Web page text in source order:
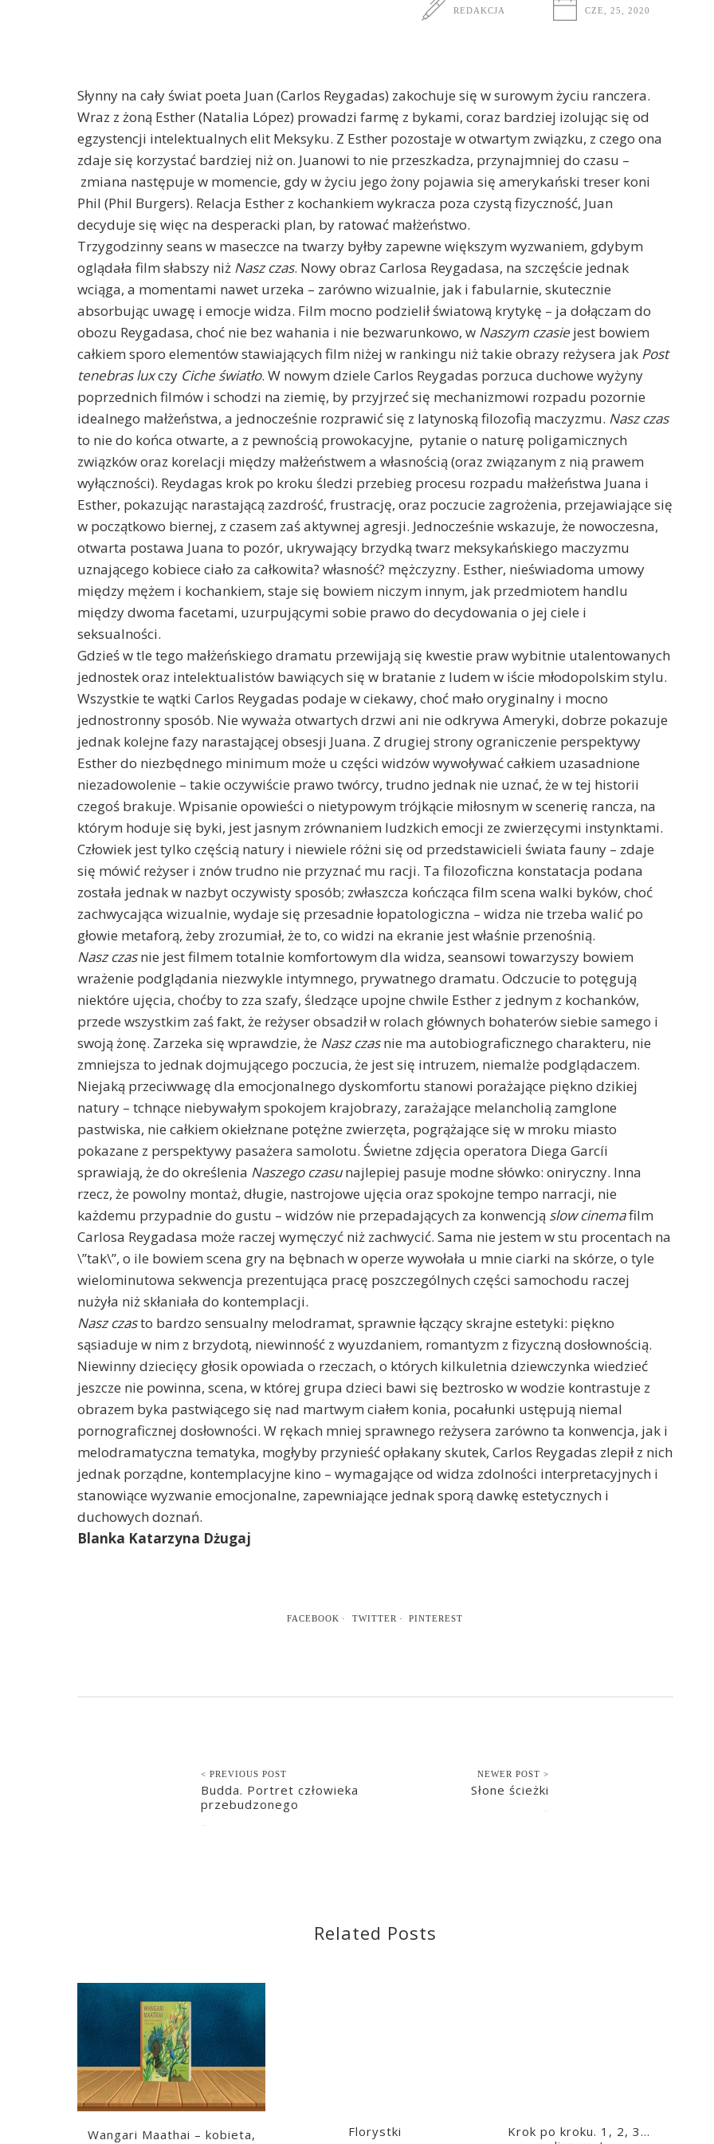
REDAKCJA CZE, 25, 2020
Słynny na cały świat poeta Juan (Carlos Reygadas) zakochuje się w surowym życiu ranczera.
Wraz z żoną Esther (Natalia López) prowadzi farmę z bykami, coraz bardziej izolując się od
egzystencji intelektualnych elit Meksyku. Z Esther pozostaje w otwartym związku, z czego ona
zdaje się korzystać bardziej niż on. Juanowi to nie przeszkadza, przynajmniej do czasu –
zmiana następuje w momencie, gdy w życiu jego żony pojawia się amerykański treser koni
Phil (Phil Burgers). Relacja Esther z kochankiem wykracza poza czystą fizyczność, Juan
decyduje się więc na desperacki plan, by ratować małżeństwo.
Trzygodzinny seans w maseczce na twarzy byłby zapewne większym wyzwaniem, gdybym
oglądała film słabszy niż Nasz czas. Nowy obraz Carlosa Reygadasa, na szczęście jednak
wciąga, a momentami nawet urzeka – zarówno wizualnie, jak i fabularnie, skutecznie
absorbując uwagę i emocje widza. Film mocno podzielił światową krytykę – ja dołączam do
obozu Reygadasa, choć nie bez wahania i nie bezwarunkowo, w Naszym czasie jest bowiem
całkiem sporo elementów stawiających film niżej w rankingu niż takie obrazy reżysera jak Post
tenebras luxczy Ciche światło. W nowym dziele Carlos Reygadas porzuca duchowe wyżyny
poprzednich filmów i schodzi na ziemię, by przyjrzeć się mechanizmowi rozpadu pozornie
idealnego małżeństwa, a jednocześnie rozprawić się z latynoską filozofią maczyzmu. Nasz czas
to nie do końca otwarte, a z pewnością prowokacyjne, pytanie o naturę poligamicznych
związków oraz korelacji między małżeństwem a własnością (oraz związanym z nią prawem
wyłączności). Reydagas krok po kroku śledzi przebieg procesu rozpadu małżeństwa Juana i
Esther, pokazując narastającą zazdrość, frustrację, oraz poczucie zagrożenia, przejawiające się
w początkowo biernej, z czasem zaś aktywnej agresji. Jednocześnie wskazuje, że nowoczesna,
otwarta postawa Juana to pozór, ukrywający brzydką twarz meksykańskiego maczyzmu
uznającego kobiece ciało za całkowita? własność? mężczyzny. Esther, nieświadoma umowy
między mężem i kochankiem, staje się bowiem niczym innym, jak przedmiotem handlu
między dwoma facetami, uzurpującymi sobie prawo do decydowania o jej ciele i
seksualności.
Gdzieś w tle tego małżeńskiego dramatu przewijają się kwestie praw wybitnie utalentowanych
jednostek oraz intelektualistów bawiących się w bratanie z ludem w iście młodopolskim stylu.
Wszystkie te wątki Carlos Reygadas podaje w ciekawy, choć mało oryginalny i mocno
jednostronny sposób. Nie wyważa otwartych drzwi ani nie odkrywa Ameryki, dobrze pokazuje
jednak kolejne fazy narastającej obsesji Juana. Z drugiej strony ograniczenie perspektywy
Esther do niezbędnego minimum może u części widzów wywoływać całkiem uzasadnione
niezadowolenie – takie oczywiście prawo twórcy, trudno jednak nie uznać, że w tej historii
czegoś brakuje. Wpisanie opowieści o nietypowym trójkącie miłosnym w scenerię rancza, na
którym hoduje się byki, jest jasnym zrównaniem ludzkich emocji ze zwierzęcymi instynktami.
Człowiek jest tylko częścią natury i niewiele różni się od przedstawicieli świata fauny – zdaje
się mówić reżyser i znów trudno nie przyznać mu racji. Ta filozoficzna konstatacja podana
została jednak w nazbyt oczywisty sposób; zwłaszcza kończąca film scena walki byków, choć
zachwycająca wizualnie, wydaje się przesadnie łopatologiczna – widza nie trzeba walić po
głowie metaforą, żeby zrozumiał, że to, co widzi na ekranie jest właśnie przenośnią.
Nasz czasnie jest filmem totalnie komfortowym dla widza, seansowi towarzyszy bowiem
wrażenie podglądania niezwykle intymnego, prywatnego dramatu. Odczucie to potęgują
niektóre ujęcia, choćby to zza szafy, śledzące upojne chwile Esther z jednym z kochanków,
przede wszystkim zaś fakt, że reżyser obsadził w rolach głównych bohaterów siebie samego i
swoją żonę. Zarzeka się wprawdzie, że Nasz czasnie ma autobiograficznego charakteru, nie
zmniejsza to jednak dojmującego poczucia, że jest się intruzem, niemalże podglądaczem.
Niejaką przeciwwagę dla emocjonalnego dyskomfortu stanowi porażające piękno dzikiej
natury – tchnące niebywałym spokojem krajobrazy, zarażające melancholią zamglone
pastwiska, nie całkiem okiełznane potężne zwierzęta, pogrążające się w mroku miasto
pokazane z perspektywy pasażera samolotu. Świetne zdjęcia operatora Diega Garcíi
sprawiają, że do określenia Naszego czasunajlepiej pasuje modne słówko: oniryczny. Inna
rzecz, że powolny montaż, długie, nastrojowe ujęcia oraz spokojne tempo narracji, nie
każdemu przypadnie do gustu – widzów nie przepadających za konwencją slow cinemafilm
Carlosa Reygadasa może raczej wymęczyć niż zachwycić. Sama nie jestem w stu procentach na
\”tak\”, o ile bowiem scena gry na bębnach w operze wywołała u mnie ciarki na skórze, o tyle
wielominutowa sekwencja prezentująca pracę poszczególnych części samochodu raczej
nużyła niż skłaniała do kontemplacji.
Nasz czasto bardzo sensualny melodramat, sprawnie łączący skrajne estetyki: piękno
sąsiaduje w nim z brzydotą, niewinność z wyuzdaniem, romantyzm z fizyczną dosłownością.
Niewinny dziecięcy głosik opowiada o rzeczach, o których kilkuletnia dziewczynka wiedzieć
jeszcze nie powinna, scena, w której grupa dzieci bawi się beztrosko w wodzie kontrastuje z
obrazem byka pastwiącego się nad martwym ciałem konia, pocałunki ustępują niemal
pornograficznej dosłowności. W rękach mniej sprawnego reżysera zarówno ta konwencja, jak i
melodramatyczna tematyka, mogłyby przynieść opłakany skutek, Carlos Reygadas zlepił z nich
jednak porządne, kontemplacyjne kino – wymagające od widza zdolności interpretacyjnych i
stanowiące wyzwanie emocjonalne, zapewniające jednak sporą dawkę estetycznych i
duchowych doznań.
Blanka Katarzyna Dżugaj
FACEBOOK TWITTER PINTEREST
< PREVIOUS POST
Budda. Portret człowieka
przebudzonego
NEWER POST >
Słone ścieżki
Related Posts
Wangari Maathai – kobieta,
Florystki
Krok po kroku. 1, 2, 3…